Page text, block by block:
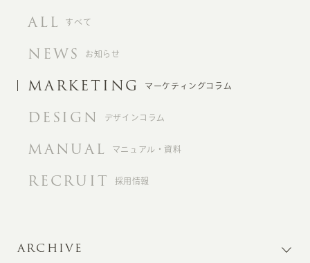
ALL すべて
NEWS お知らせ
MARKETING マーケティングコラム
DESIGN デザインコラム
MANUAL マニュアル・資料
RECRUIT 採用情報
ARCHIVE